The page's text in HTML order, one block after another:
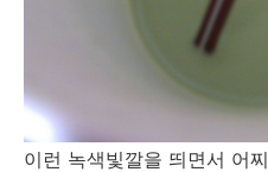
이런 녹색빛깔을 띄면서 어